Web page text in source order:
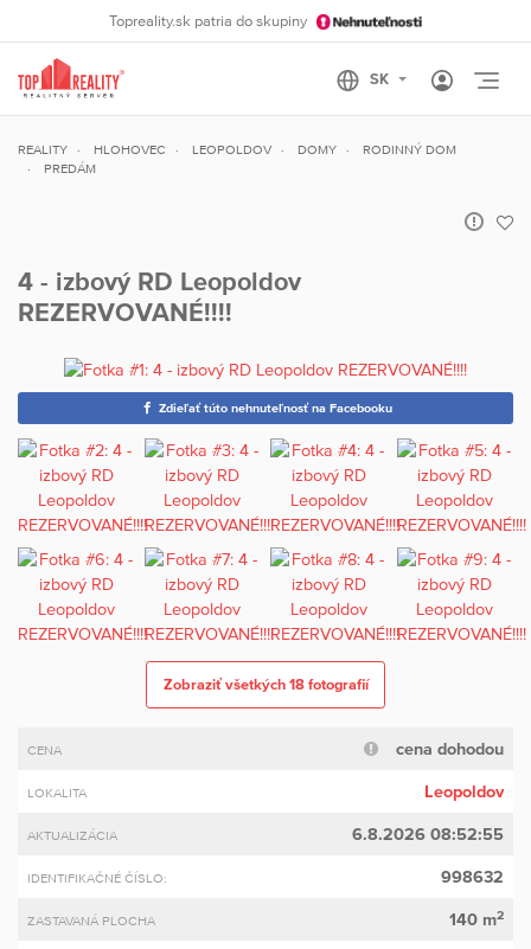
Topreality.sk patria do skupiny
REALITY HLOHOVEC LEOPOLDOV DOMY
RODINNÝ DOM
PREDÁM
4 - izbový RD Leopoldov
REZERVOVANÉ!!!!
Zdieľať túto nehnuteľnosť na Facebooku
Zobraziť všetkých 18 fotografií
CENA cena dohodou
LOKALITA Leopoldov
AKTUALIZÁCIA 6.8.2026 08:52:55
IDENTIFIKAČNÉ ČÍSLO: 998632
ZASTAVANÁ PLOCHA 140 m2